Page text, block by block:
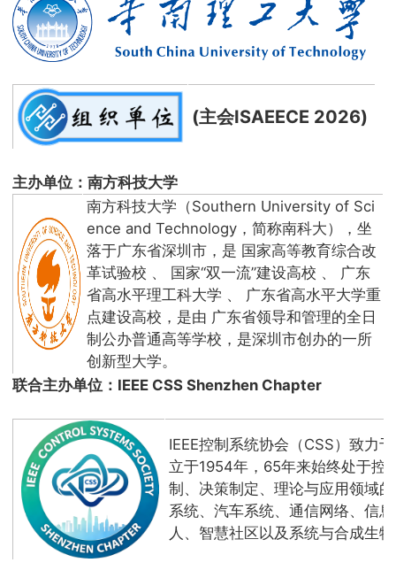
(主会ISAEECE 2026)
主办单位：南方科技大学
南方科技大学（Southern University of Sci
ence and Technology，简称南科大），坐
落于广东省深圳市，是 国家高等教育综合改
革试验校 、 国家“双一流”建设高校 、 广东
省高水平理工科大学 、 广东省高水平大学重
点建设高校，是由 广东省领导和管理的全日
制公办普通高等学校，是深圳市创办的一所
创新型大学。
联合主办单位：IEEE CSS Shenzhen Chapter
IEEE控制系统协会（CSS）致力
立于1954年，65年来始终处于控
制、决策制定、理论与应用领域
系统、汽车系统、通信网络、信
人、智慧社区以及系统与合成生